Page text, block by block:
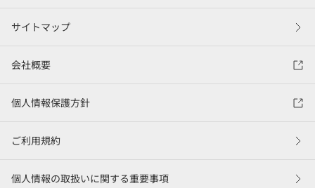
サイトマップ
会社概要
個人情報保護方針
ご利用規約
個人情報の取扱いに関する重要事項